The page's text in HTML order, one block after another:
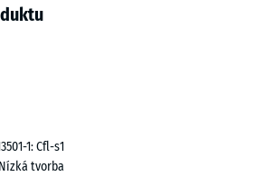
lze použít jako součást projektové a
zejména u veřejných a sportovních
Cfl-s1 nemění základní vlastnosti
pružnost, tlumení nárazů, komfort při
1: Cfl-s1
tvorba